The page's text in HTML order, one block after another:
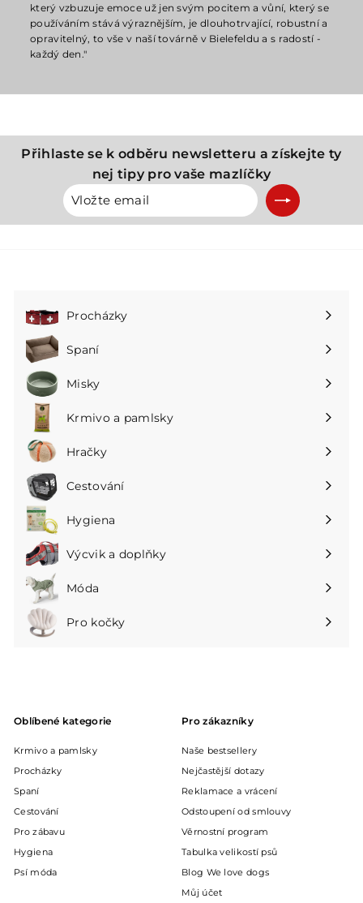
který vzbuzuje emoce už jen svým pocitem a vůní, který se
používáním stává výraznějším, je dlouhotrvající, robustní a
opravitelný, to vše v naší továrně v Bielefeldu a s radostí -
každý den."
Přihlaste se k odběru newsletteru a získejte ty
nej tipy pro vaše mazlíčky
Vložte
email
Přihlásit
se
k
Procházky
Rozbalte
podnabídku
Spaní
Rozbalte
podnabídku
Misky
Rozbalte
podnabídku
Krmivo a pamlsky
Rozbalte
podnabídku
Hračky
Rozbalte
podnabídku
Cestování
Rozbalte
podnabídku
Hygiena
Rozbalte
podnabídku
Výcvik a doplňky
Rozbalte
podnabídku
Móda
Rozbalte
podnabídku
Pro kočky
Rozbalte
Oblíbené kategorie
Krmivo a pamlsky
Procházky
Spaní
Cestování
Pro zábavu
Hygiena
Psí móda
Pro zákazníky
Naše bestsellery
Nejčastější dotazy
Reklamace a vrácení
Odstoupení od smlouvy
Věrnostní program
Tabulka velikostí psů
Blog We love dogs
Můj účet